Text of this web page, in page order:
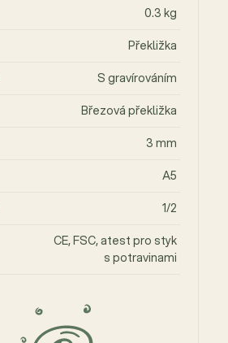
0.3 kg
Překližka
S gravírováním
Březová překližka
3 mm
A5
1/2
CE, FSC, atest pro styk
s potravinami